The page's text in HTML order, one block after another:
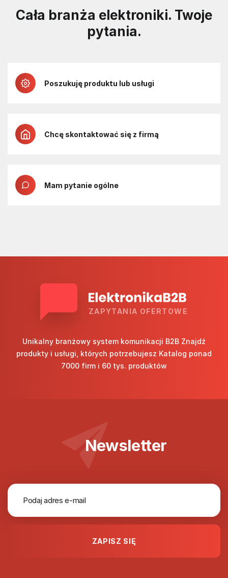
Cała branża elektroniki. Twoje
pytania.
Poszukuję produktu lub usługi
Chcę skontaktować się z firmą
Mam pytanie ogólne
ZAPYTANIA OFERTOWE
Unikalny branżowy system komunikacji B2B Znajdź
produkty i usługi, których potrzebujesz Katalog ponad
7000 firm i 60 tys. produktów
Newsletter